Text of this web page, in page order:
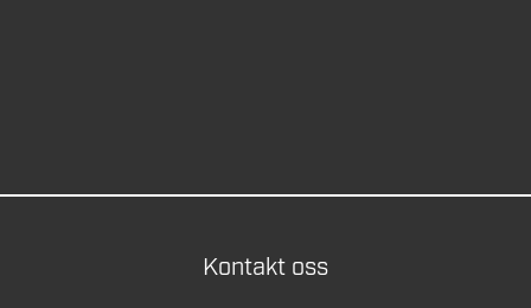
Kontakt oss